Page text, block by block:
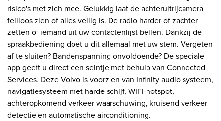
risico's met zich mee. Gelukkig laat de achteruitrijcamera
feilloos zien of alles veilig is. De radio harder of zachter
zetten of iemand uit uw contactenlijst bellen. Dankzij de
spraakbediening doet u dit allemaal met uw stem. Vergeten
af te sluiten? Bandenspanning onvoldoende? De speciale
app geeft u direct een seintje met behulp van Connected
Services. Deze Volvo is voorzien van Infinity audio systeem,
navigatiesysteem met harde schijf, WIFI-hotspot,
achteropkomend verkeer waarschuwing, kruisend verkeer
detectie en automatische airconditioning.